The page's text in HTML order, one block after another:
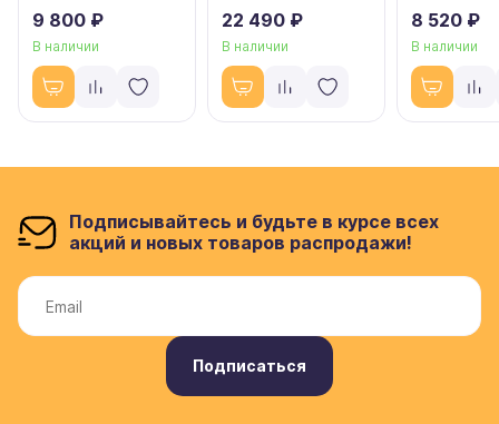
9 800 ₽
В наличии
22 490 ₽
В наличии
8 520 ₽
В наличии
Подписывайтесь и будьте в курсе всех
акций и новых товаров распродажи!
Подписаться